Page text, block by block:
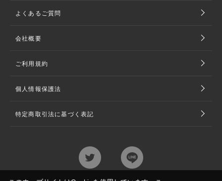
よくあるご質問
会社概要
ご利用規約
個人情報保護法
特定商取引法に基づく表記